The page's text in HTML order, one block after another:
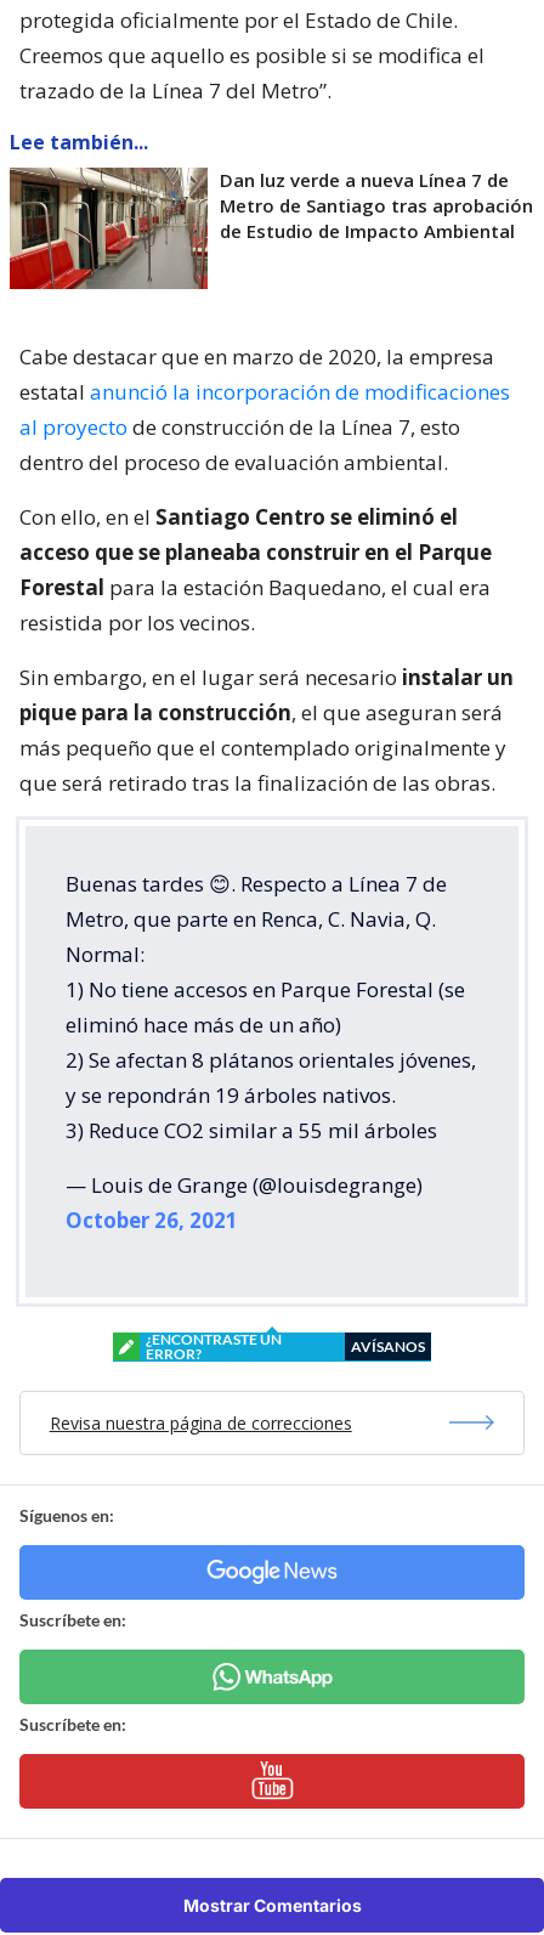
protegida oficialmente por el Estado de Chile.
Creemos que aquello es posible si se modifica el
trazado de la Línea 7 del Metro”.
Lee también...
Dan luz verde a nueva Línea 7 de
Metro de Santiago tras aprobación
de Estudio de Impacto Ambiental
Cabe destacar que en marzo de 2020, la empresa
estatal anunció la incorporación de modificaciones
al proyecto de construcción de la Línea 7, esto
dentro del proceso de evaluación ambiental.
Con ello, en el Santiago Centro se eliminó el
acceso que se planeaba construir en el Parque
Forestal para la estación Baquedano, el cual era
resistida por los vecinos.
Sin embargo, en el lugar será necesario instalar un
pique para la construcción, el que aseguran será
más pequeño que el contemplado originalmente y
que será retirado tras la finalización de las obras.
Buenas tardes 😊. Respecto a Línea 7 de
Metro, que parte en Renca, C. Navia, Q.
Normal:
1) No tiene accesos en Parque Forestal (se
eliminó hace más de un año)
2) Se afectan 8 plátanos orientales jóvenes,
y se repondrán 19 árboles nativos.
3) Reduce CO2 similar a 55 mil árboles
— Louis de Grange (@louisdegrange)
October 26, 2021
¿ENCONTRASTE UN
ERROR?
AVÍSANOS
Revisa nuestra página de correcciones
Síguenos en:
Suscríbete en:
Suscríbete en:
Mostrar Comentarios